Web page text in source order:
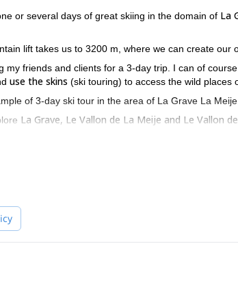
or several days of great skiing in the domain of La
lift takes us to 3200 m, where we can create our
my friends and clients for a 3-day trip. I can of
use the skins (ski touring) to access the wild places
of 3-day ski tour in the area of La Grave La Meije.
La Grave, Le Vallon de La Meije and Le Vallon
tracks area where nobody goes
this great spot, please get in touch with
for skiing. We can also go mountaineering and